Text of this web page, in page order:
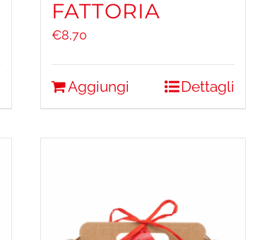
FATTORIA
€8,70
Aggiungi Dettagli